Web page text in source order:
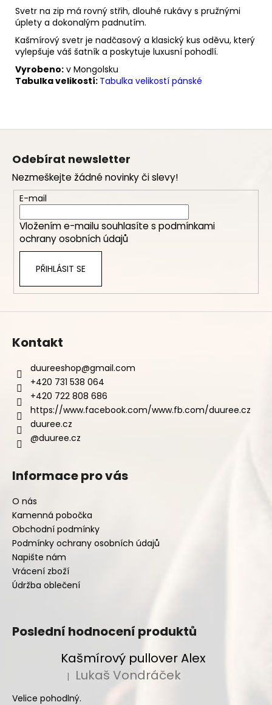
Svetr na zip má rovný střih, dlouhé rukávy s pružnými
úplety a dokonalým padnutím.
Kašmírový svetr je nadčasový a klasický kus oděvu, který
vylepšuje váš šatník a poskytuje luxusní pohodlí.
Vyrobeno: v Mongolsku
Tabulka velikostí: Tabulka velikostí pánské
Z
Odebírat newsletter
Nezmeškejte žádné novinky či slevy!
E-mail
Vložením e-mailu souhlasíte s podmínkami
ochrany osobních údajů
PŘIHLÁSIT SE
Kontakt
duureeshop@gmail.com
+420 731 538 064
+420 722 808 686
https://www.facebook.com/www.fb.com/duuree.cz
duuree.cz
@duuree.cz
Informace pro vás
O nás
Kamenná pobočka
Obchodní podmínky
Podmínky ochrany osobních údajů
Napište nám
Vrácení zboží
Údržba oblečení
Poslední hodnocení produktů
Kašmírový pullover Alex
Hodnocení produktu je 5 z 5 hvězdiček.
| Lukaš Vondráček
Velice pohodlný.